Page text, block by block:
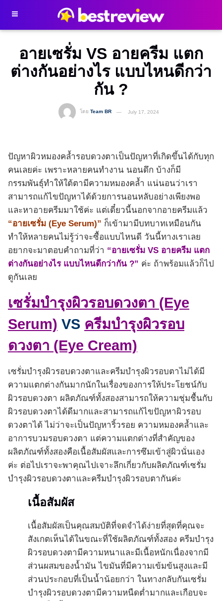
อายเซรั่ม VS อายครีม แตก
ต่างกันอย่างไร แบบไหนดีกว่า
กัน ?
โดย Team BR July 17, 2024
ปัญหาผิวหมองคล้ำรอบดวงตาเป็นปัญหาที่เกิดขึ้นได้กับทุก
คนเลยค่ะ เพราะหลายคนทำงาน นอนดึก บ้างก็มี
กรรมพันธุ์ทำให้ใต้ตามีความหมองคล้ำ แน่นอนว่าเรา
สามารถแก้ไขปัญหาได้ด้วยการนอนหลับอย่างเพียงพอ
และหาอายครีมมาใช้ค่ะ แต่เดี๋ยวนี้นอกจากอายครีมแล้ว
“อายเซรั่ม (Eye Serum)” ก็เข้ามามีบทบาทเหมือนกัน
ทำให้หลายคนไม่รู้ว่าจะซื้อแบบไหนดี วันนี้ทางเราเลย
อยากจะมาตอบคำถามที่ว่า “อายเซรั่ม VS อายครีม แตก
ต่างกันอย่างไร แบบไหนดีกว่ากัน ?” ค่ะ ถ้าพร้อมแล้วก็ไป
ดูกันเลย
เซรั่มบำรุงผิวรอบดวงตา (Eye
Serum) VS ครีมบำรุงผิวรอบ
ดวงตา (Eye Cream)
เซรั่มบำรุงผิวรอบดวงตาและครีมบำรุงผิวรอบตาไม่ได้มี
ความแตกต่างกันมากนักในเรื่องของการให้ประโยชน์กับ
ผิวรอบดวงตา ผลิตภัณฑ์ทั้งสองสามารถให้ความชุ่มชื้นกับ
ผิวรอบดวงตาได้ดีมากและสามารถแก้ไขปัญหาผิวรอบ
ดวงตาได้ ไม่ว่าจะเป็นปัญหาริ้วรอย ความหมองคล้ำและ
อาการบวมรอบดวงตา แต่ความแตกต่างที่สำคัญของ
ผลิตภัณฑ์ทั้งสองคือเนื้อสัมผัสและการซึมเข้าสู่ผิวนั่นเอง
ค่ะ ต่อไปเราจะพาคุณไปเจาะลึกเกี่ยวกับผลิตภัณฑ์เซรั่ม
บำรุงผิวรอบดวงตาและครีมบำรุงผิวรอบตากันค่ะ
เนื้อสัมผัส
เนื้อสัมผัสเป็นคุณสมบัติที่จดจำได้ง่ายที่สุดที่คุณจะ
สังเกตเห็นได้ในขณะที่ใช้ผลิตภัณฑ์ทั้งสอง ครีมบำรุง
ผิวรอบดวงตามีความหนาและมีเนื้อหนักเนื่องจากมี
ส่วนผสมของน้ำมัน ไขมันที่มีความเข้มข้นสูงและมี
ส่วนประกอบที่เป็นน้ำน้อยกว่า ในทางกลับกันเซรั่ม
บำรุงผิวรอบดวงตามีความหนืดต่ำมากและเกือบจะ